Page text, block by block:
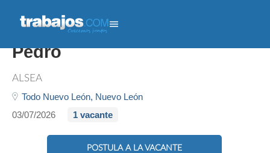
Lavaloza - Punto Vallle San
Pedro
ALSEA
Todo Nuevo León, Nuevo León
03/07/2026
1 vacante
POSTULA A LA VACANTE